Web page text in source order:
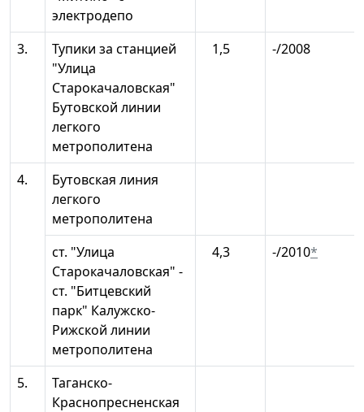
электродепо
3.
Тупики за станцией
"Улица
Старокачаловская"
Бутовской линии
легкого
метрополитена
1,5 -/2008
4.
Бутовская линия
легкого
метрополитена
ст. "Улица
Старокачаловская" -
ст. "Битцевский
парк" Калужско-
Рижской линии
метрополитена
4,3 -/2010*
5.
Таганско-
Краснопресненская